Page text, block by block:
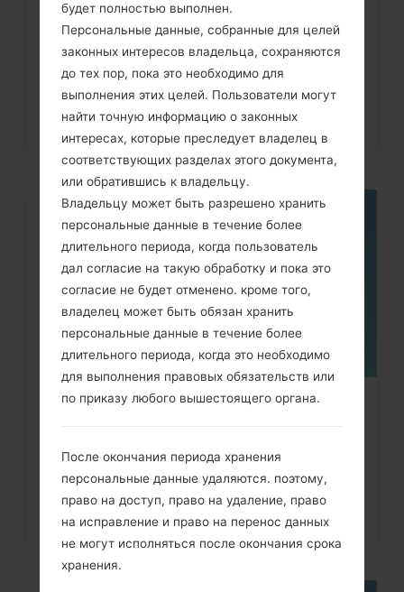
Как сделать Аппаратный сброс на
LG G3, G4, G5, G7 и...
Как удалить все данные с
будет полностью выполнен.
Персональные данные, собранные для целей
законных интересов владельца, сохраняются
до тех пор, пока это необходимо для
выполнения этих целей. Пользователи могут
найти точную информацию о законных
интересах, которые преследует владелец в
соответствующих разделах этого документа,
или обратившись к владельцу.
Владельцу может быть разрешено хранить
персональные данные в течение более
длительного периода, когда пользователь
дал согласие на такую обработку и пока это
согласие не будет отменено. кроме того,
владелец может быть обязан хранить
персональные данные в течение более
длительного периода, когда это необходимо
для выполнения правовых обязательств или
по приказу любого вышестоящего органа.
После окончания периода хранения
персональные данные удаляются. поэтому,
право на доступ, право на удаление, право
на исправление и право на перенос данных
не могут исполняться после окончания срока
хранения.